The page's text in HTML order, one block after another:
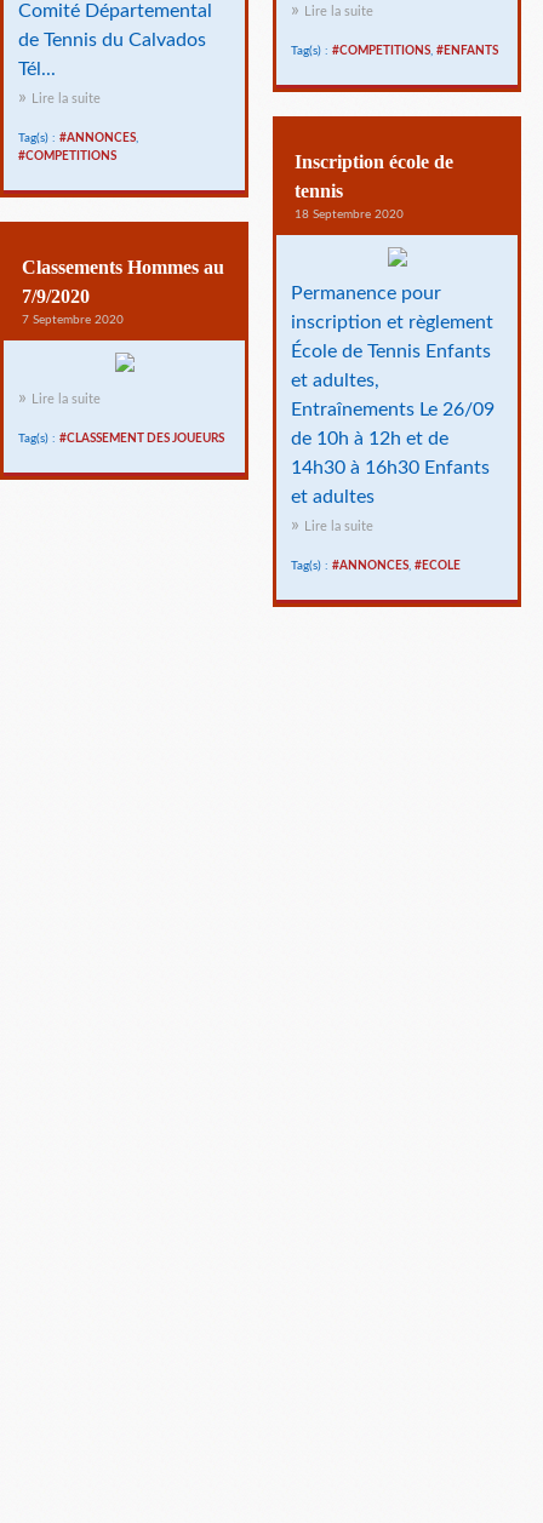
Comité Départemental
de Tennis du Calvados
Tél...
Lire la suite
Tag(s) : #ANNONCES,
#COMPETITIONS
Lire la suite
Tag(s) : #COMPETITIONS, #ENFANTS
Inscription école de
tennis
18 Septembre 2020
Permanence pour
inscription et règlement
École de Tennis Enfants
et adultes,
Entraînements Le 26/09
de 10h à 12h et de
14h30 à 16h30 Enfants
et adultes
Lire la suite
Tag(s) : #ANNONCES, #ECOLE
Classements Hommes au
7/9/2020
7 Septembre 2020
Lire la suite
Tag(s) : #CLASSEMENT DES JOUEURS